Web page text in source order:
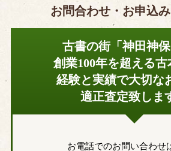
お問合わせ・お申込
古書の街「神田神
創業100年を超える古
経験と実績で大切な
適正査定致しま
お電話でのお問い合わせ